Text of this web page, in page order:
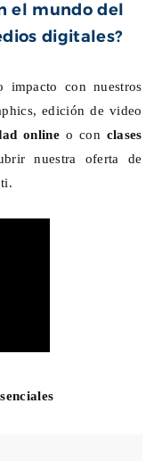
el mundo del
digitales?
impacto con nuestros
edición de video
onlineo con clases
nuestra oferta de